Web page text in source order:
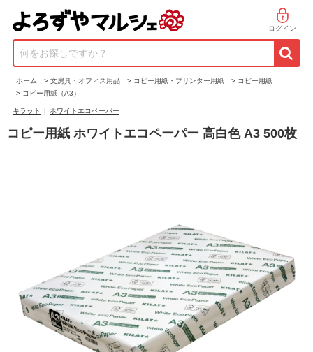
ログイン
何をお探しですか？
ホーム > 文房具・オフィス用品 > コピー用紙・プリンター用紙 > コピー用紙
> コピー用紙（A3）
キラット | ホワイトエコペーパー
コピー用紙 ホワイトエコペーパー 高白色 A3 500枚